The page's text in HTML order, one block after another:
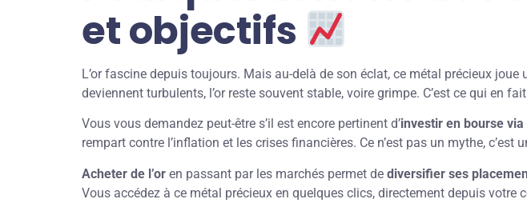
et objectifs
L’or fascine depuis toujours. Mais au-delà de son éclat, ce métal précieux
deviennent turbulents, l’or reste souvent stable, voire grimpe. C’est ce qui en
Vous vous demandez peut-être s’il est encore pertinent d’investir en bourse via
rempart contre l’inflation et les crises financières. Ce n’est pas un mythe, c’est
Acheter de l’or en passant par les marchés permet de diversifier ses
Vous accédez à ce métal précieux en quelques clics, directement depuis votre